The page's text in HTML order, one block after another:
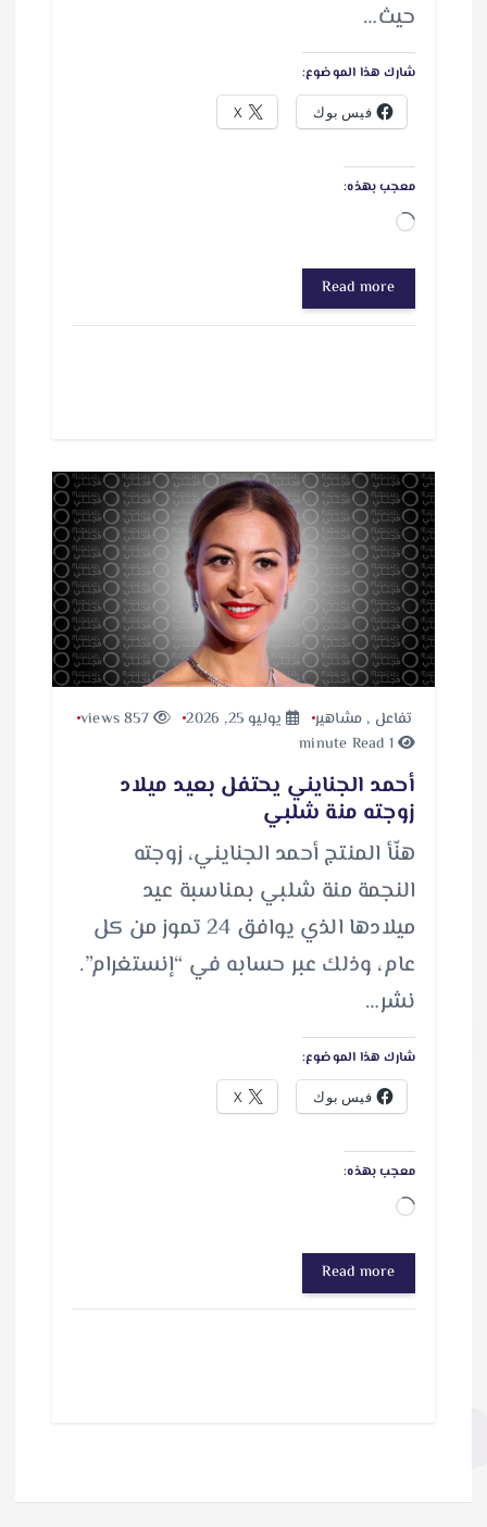
حيث…
شارك هذا الموضوع:
فيس بوك X
معجب بهذه:
ج
ا
ر
ي
ح
م
ي
ل
…
Read more
تفاعل , مشاهير يوليو 25, 2026
857 views
1 minute Read
أحمد الجنايني يحتفل بعيد ميلاد
زوجته منة شلبي
هنّأ المنتج أحمد الجنايني، زوجته
النجمة منة شلبي بمناسبة عيد
ميلادها الذي يوافق 24 تموز من كل
عام، وذلك عبر حسابه في “إنستغرام”.
نشر…
شارك هذا الموضوع:
فيس بوك X
معجب بهذه:
ج
ا
ر
ي
م
Read more